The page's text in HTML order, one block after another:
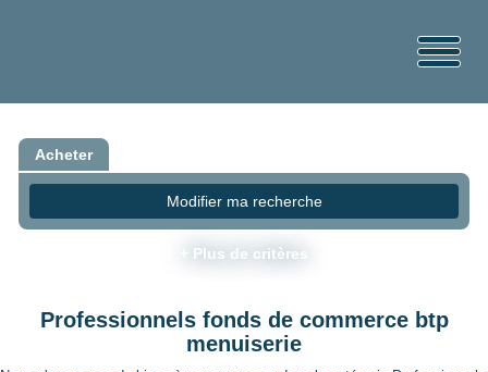
Acheter
Modifier ma recherche
+ Plus de critères
Professionnels fonds de commerce btp
menuiserie